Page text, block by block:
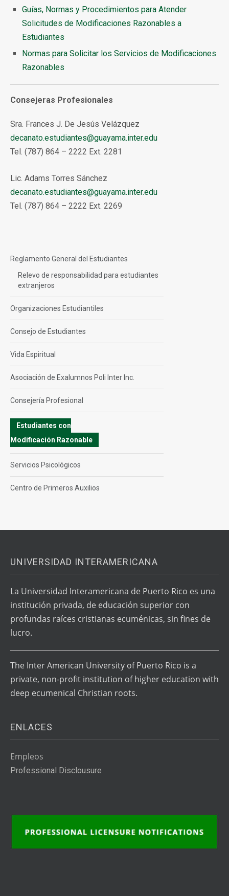
Guías, Normas y Procedimientos para Atender
Solicitudes de Modificaciones Razonables a
Estudiantes
Normas para Solicitar los Servicios de Modificaciones
Razonables
Consejeras Profesionales
Sra. Frances J. De Jesús Velázquez
decanato.estudiantes@guayama.inter.edu
Tel. (787) 864 – 2222 Ext. 2281
Lic. Adams Torres Sánchez
decanato.estudiantes@guayama.inter.edu
Tel. (787) 864 – 2222 Ext. 2269
Reglamento General del Estudiantes
Relevo de responsabilidad para estudiantes
extranjeros
Organizaciones Estudiantiles
Consejo de Estudiantes
Vida Espiritual
Asociación de Exalumnos Poli Inter Inc.
Consejería Profesional
Estudiantes con
Modificación Razonable
Servicios Psicológicos
Centro de Primeros Auxilios
UNIVERSIDAD INTERAMERICANA
La Universidad Interamericana de Puerto Rico es una
institución privada, de educación superior con
profundas raíces cristianas ecuménicas, sin fines de
lucro.
The Inter American University of Puerto Rico is a
private, non-profit institution of higher education with
deep ecumenical Christian roots.
ENLACES
Empleos
Professional Disclousure